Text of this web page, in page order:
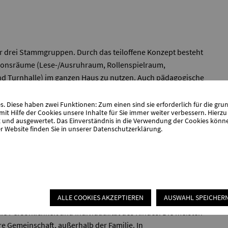
drei Stammgruppen. Durch das teiloffene Konzept besteht
(Lese-/Ausruhraum, Rollenspielraum,
im ganzen Haus zu nutzen. Auch pädagogische
Wir wollen, dass Kinder sich eigenständig für
nachzugehen. Dadurch werden die
der Kinder gefördert. Kinder finden sich schnell zurecht
der unterschiedlichen Altersklassen und Gruppen
und Erwachsenen wird das Sozialverhalten der
Sicherheit brauchen, haben sie selbstverständlich auch
Rahmen aufzuhalten.
Persönlichkeit und Individualität des Kindes. Die meisten
Gemeinschaft, außerhalb der Familie. In
Diese haben zwei Funktionen: Zum einen sind sie erforderlich für die
Hilfe der Cookies unsere Inhalte für Sie immer weiter verbessern.
ausgewertet. Das Einverständnis in die Verwendung der Cookies
Website finden Sie in unserer Datenschutzerklärung.
AUSWAHL
ALLE COOKIES AKZEPTIEREN